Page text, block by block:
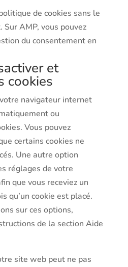
de cookies sans le
AMP, vous pouvez
du consentement en
et
cookies
navigateur internet
ou
Vous pouvez
certains cookies ne
Une autre option
réglages de votre
que vous receviez un
qu’un cookie est placé.
sur ces options,
de la section Aide
site web peut ne pas